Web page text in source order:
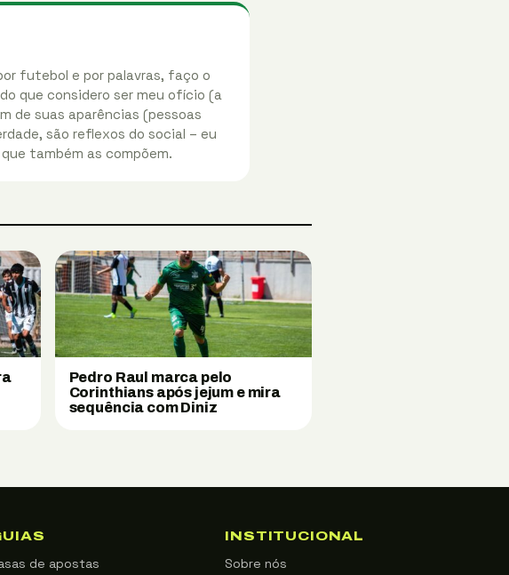
futebol e por palavras, faço o
que considero ser meu ofício (a
de suas aparências (pessoas
são reflexos do social – eu
também as compõem.
Pedro Raul marca pelo
Corinthians após jejum e mira
sequência com Diniz
de apostas
INSTITUCIONAL
Sobre nós